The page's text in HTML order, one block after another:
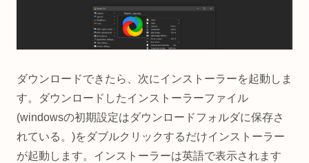
ダウンロードできたら、次にインストーラーを起動しま
す。ダウンロードしたインストーラーファイル
(windowsの初期設定はダウンロードフォルダに保存さ
れている。)をダブルクリックするだけインストーラー
が起動します。インストーラーは英語で表示されます